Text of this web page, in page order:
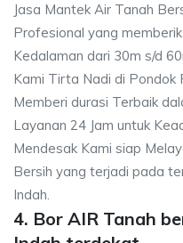
Jasa Mantek Air Tanah
Profesional yang
Kedalaman dari 30m s/d
Kami Tirta Nadi di Pondok
Memberi durasi Terbaik
Layanan 24 Jam untuk
Mendesak Kami siap
Bersih yang terjadi pada
Indah.
4. Bor AIR Tanah